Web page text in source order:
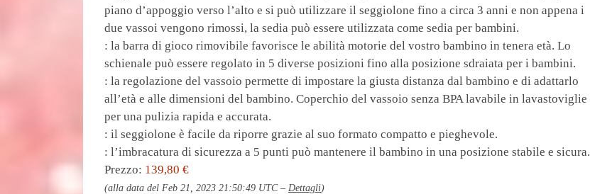
piano d’appoggio verso l’alto e si può utilizzare il seggiolone fino a circa 3 anni e non appena i
due vassoi vengono rimossi, la sedia può essere utilizzata come sedia per bambini.
: la barra di gioco rimovibile favorisce le abilità motorie del vostro bambino in tenera età. Lo
schienale può essere regolato in 5 diverse posizioni fino alla posizione sdraiata per i bambini.
: la regolazione del vassoio permette di impostare la giusta distanza dal bambino e di adattarlo
all’età e alle dimensioni del bambino. Coperchio del vassoio senza BPA lavabile in lavastoviglie
per una pulizia rapida e accurata.
: il seggiolone è facile da riporre grazie al suo formato compatto e pieghevole.
: l’imbracatura di sicurezza a 5 punti può mantenere il bambino in una posizione stabile e sicura.
Prezzo: 139,80 €
(alla data del Feb 21, 2023 21:50:49 UTC – Dettagli)